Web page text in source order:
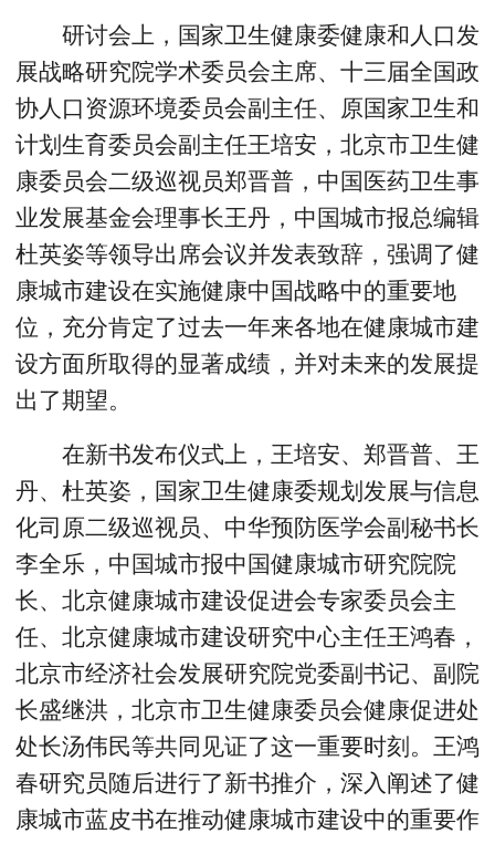
研讨会上，国家卫生健康委健康和人口发
展战略研究院学术委员会主席、十三届全国政
协人口资源环境委员会副主任、原国家卫生和
计划生育委员会副主任王培安，北京市卫生健
康委员会二级巡视员郑晋普，中国医药卫生事
业发展基金会理事长王丹，中国城市报总编辑
杜英姿等领导出席会议并发表致辞，强调了健
康城市建设在实施健康中国战略中的重要地
位，充分肯定了过去一年来各地在健康城市建
设方面所取得的显著成绩，并对未来的发展提
出了期望。
在新书发布仪式上，王培安、郑晋普、王
丹、杜英姿，国家卫生健康委规划发展与信息
化司原二级巡视员、中华预防医学会副秘书长
李全乐，中国城市报中国健康城市研究院院
长、北京健康城市建设促进会专家委员会主
任、北京健康城市建设研究中心主任王鸿春，
北京市经济社会发展研究院党委副书记、副院
长盛继洪，北京市卫生健康委员会健康促进处
处长汤伟民等共同见证了这一重要时刻。王鸿
春研究员随后进行了新书推介，深入阐述了健
康城市蓝皮书在推动健康城市建设中的重要作